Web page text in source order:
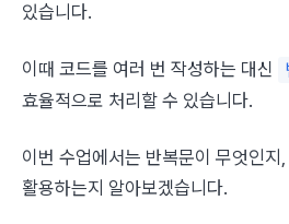
있습니다.
이때 코드를 여러 번 작성하는 대신
효율적으로 처리할 수 있습니다.
이번 수업에서는 반복문이 무엇인지
활용하는지 알아보겠습니다.